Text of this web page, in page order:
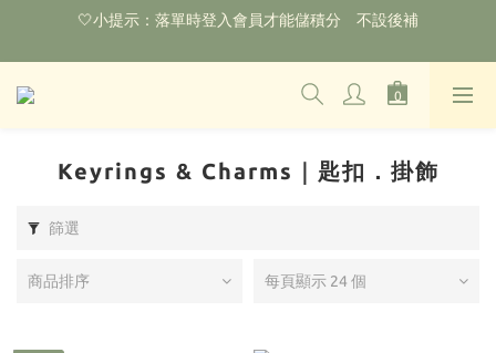
🌟購物滿HKD800即可享香港免運費（不包含手續費）*部分商品
‼️2026.1.6 起使用網站新系統！點擊查看舊會員安排‼️
除外
Keyrings & Charms｜匙扣．掛飾
篩選
商品排序 每頁顯示 24 個